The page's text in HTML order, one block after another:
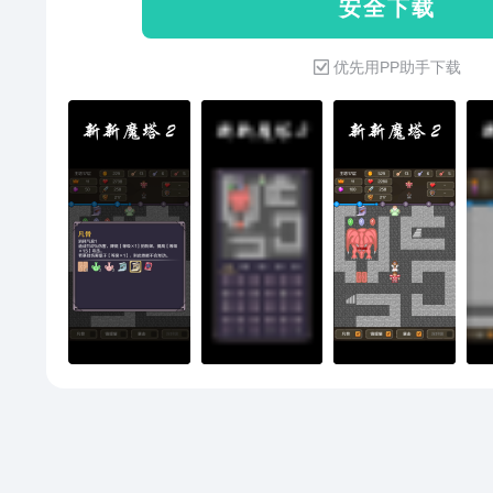
安 全 下 载
优先用PP助手下载